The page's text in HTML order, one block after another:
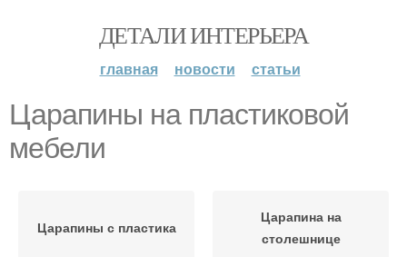
ДЕТАЛИ ИНТЕРЬЕРА
главная новости статьи
Царапины на пластиковой
мебели
Царапины с пластика
Царапина на
столешнице